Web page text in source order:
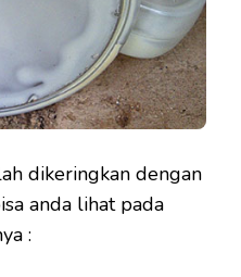
dikeringkan dengan
anda lihat pada
: